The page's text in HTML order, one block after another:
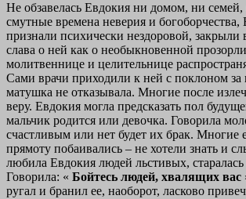
Не обзавелась Евдокия ни домом, ни
смутные времена неверия и
признали психически нездоровой,
слава о ней как о необыкновенной
молитвеннице и целительнице
Сами врачи приходили к ней с поклоном
матушка не отказывала. Многие после
веру. Евдокия могла предсказать пол
мальчик родится или девочка. Говорила
счастливым или нет будет их брак. Многие
прямоту побаивались – не хотели знать и
любила Евдокия людей льстивых,
Говорила: « Бойтесь людей, хвалящих вас
ругал и бранил ее, наоборот, ласково